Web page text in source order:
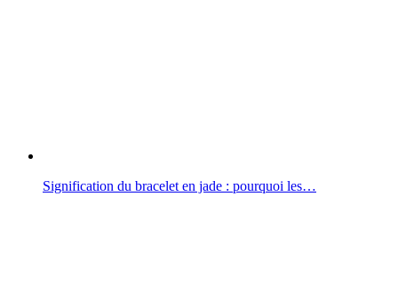
Signification du bracelet en jade : pourquoi les…